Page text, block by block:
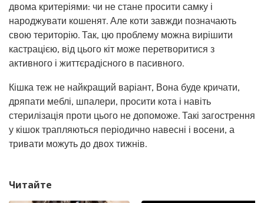
двома критеріями: чи не стане просити самку і
народжувати кошенят. Але коти завжди позначають
свою територію. Так, цю проблему можна вирішити
кастрацією, від цього кіт може перетворитися з
активного і життєрадісного в пасивного.
Кішка теж не найкращий варіант, Вона буде кричати,
дряпати меблі, шпалери, просити кота і навіть
стерилізація проти цього не допоможе. Такі загострення
у кішок трапляються періодично навесні і восени, а
тривати можуть до двох тижнів.
Читайте